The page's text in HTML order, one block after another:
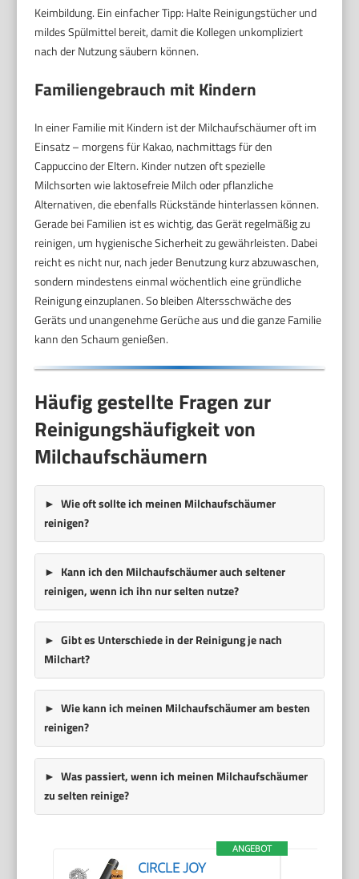
Keimbildung. Ein einfacher Tipp: Halte Reinigungstücher und
mildes Spülmittel bereit, damit die Kollegen unkompliziert
nach der Nutzung säubern können.
Familiengebrauch mit Kindern
In einer Familie mit Kindern ist der Milchaufschäumer oft im
Einsatz – morgens für Kakao, nachmittags für den
Cappuccino der Eltern. Kinder nutzen oft spezielle
Milchsorten wie laktosefreie Milch oder pflanzliche
Alternativen, die ebenfalls Rückstände hinterlassen können.
Gerade bei Familien ist es wichtig, das Gerät regelmäßig zu
reinigen, um hygienische Sicherheit zu gewährleisten. Dabei
reicht es nicht nur, nach jeder Benutzung kurz abzuwaschen,
sondern mindestens einmal wöchentlich eine gründliche
Reinigung einzuplanen. So bleiben Altersschwäche des
Geräts und unangenehme Gerüche aus und die ganze Familie
kann den Schaum genießen.
Häufig gestellte Fragen zur
Reinigungshäufigkeit von
Milchaufschäumern
Wie oft sollte ich meinen Milchaufschäumer
reinigen?
Kann ich den Milchaufschäumer auch seltener
reinigen, wenn ich ihn nur selten nutze?
Gibt es Unterschiede in der Reinigung je nach
Milchart?
Wie kann ich meinen Milchaufschäumer am besten
reinigen?
Was passiert, wenn ich meinen Milchaufschäumer
zu selten reinige?
ANGEBOT
CIRCLE JOY